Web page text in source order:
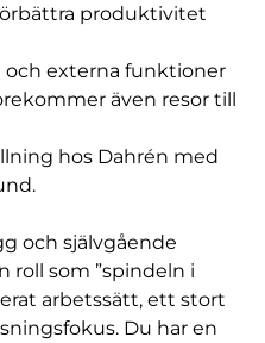
produktivitet
och externa funktioner
även resor till
hos Dahrén med
och självgående
roll som ”spindeln i
arbetssätt, ett stort
Du har en